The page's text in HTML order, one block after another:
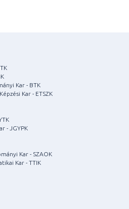
Kar - BTK
Kar - ETSZK
- JGYPK
Kar - SZAOK
Kar - TTIK